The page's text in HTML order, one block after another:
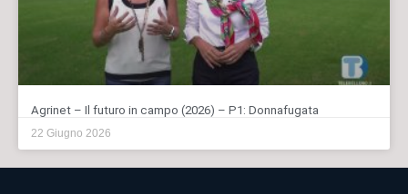
Agrinet – Il futuro in campo (2026) – P1: Donnafugata
22 Giugno 2026